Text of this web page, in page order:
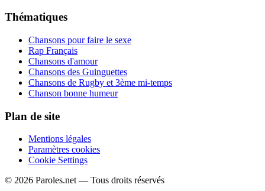
Thématiques
Chansons pour faire le sexe
Rap Français
Chansons d'amour
Chansons des Guinguettes
Chansons de Rugby et 3ème mi-temps
Chanson bonne humeur
Plan de site
Mentions légales
Paramètres cookies
Cookie Settings
© 2026 Paroles.net — Tous droits réservés